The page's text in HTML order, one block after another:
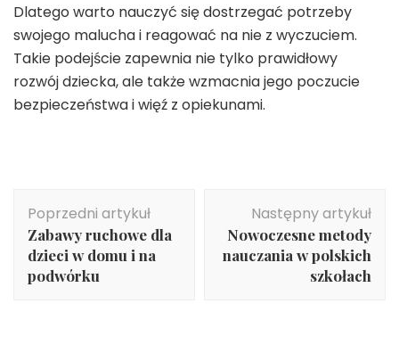
Dlatego warto nauczyć się dostrzegać potrzeby
swojego malucha i reagować na nie z wyczuciem.
Takie podejście zapewnia nie tylko prawidłowy
rozwój dziecka, ale także wzmacnia jego poczucie
bezpieczeństwa i więź z opiekunami.
wpisu
Poprzedni artykuł
Zabawy ruchowe dla
dzieci w domu i na
podwórku
Następny artykuł
Nowoczesne metody
nauczania w polskich
szkołach